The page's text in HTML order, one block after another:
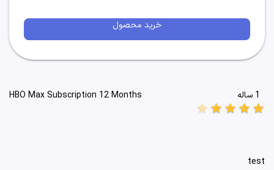
1 ساله
HBO Max Subscription 12 Months
star
star
star
star
star
test
خرید محصول